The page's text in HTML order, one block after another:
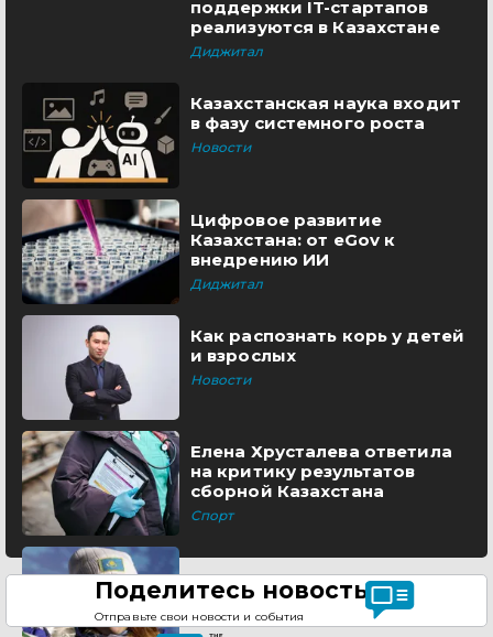
поддержки IT-стартапов
реализуются в Казахстане
Диджитал
Казахстанская наука входит
в фазу системного роста
Новости
Цифровое развитие
Казахстана: от eGov к
внедрению ИИ
Диджитал
Как распознать корь у детей
и взрослых
Новости
Елена Хрусталева ответила
на критику результатов
сборной Казахстана
Спорт
Поделитесь новостью
Отправьте свои новости и события